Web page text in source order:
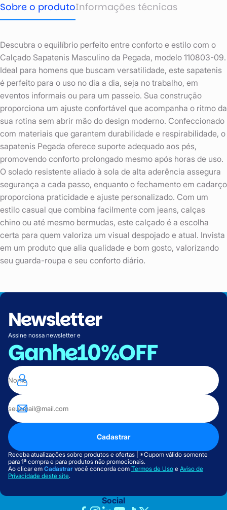
Sobre o produtoInformações técnicas
Descubra o equilíbrio perfeito entre conforto e estilo com o
Calçado Sapatenis Masculino da Pegada, modelo 110803-09.
Ideal para homens que buscam versatilidade, este sapatenis
é perfeito para o uso no dia a dia, seja no trabalho, em
eventos informais ou para um passeio. Sua construção
proporciona um ajuste confortável que acompanha o ritmo da
sua rotina sem abrir mão do design moderno. Confeccionado
com materiais que garantem durabilidade e respirabilidade, o
sapatenis Pegada oferece suporte adequado aos pés,
promovendo conforto prolongado mesmo após horas de uso.
O solado resistente aliado à sola de alta aderência assegura
segurança a cada passo, enquanto o fechamento em cadarço
proporciona praticidade e ajuste personalizado. Com um
estilo casual que combina facilmente com jeans, calças
chino ou até mesmo bermudas, este calçado é a escolha
certa para quem valoriza um visual despojado e atual. Invista
em um produto que alia qualidade e bom gosto, valorizando
seu guarda-roupa e seu conforto diário.
Newsletter
Assine nossa newsletter e
Ganhe10%OFF
Cadastrar
Receba atualizações sobre produtos e ofertas | *Cupom válido somente
para 1ª compra e para produtos não promocionais.
Ao clicar em Cadastrar você concorda com Termos de Uso e Aviso de
Privacidade deste site.
Social